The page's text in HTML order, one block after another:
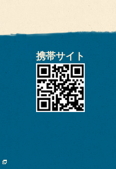
携帯サイト